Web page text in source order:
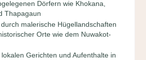
Dörfern wie Khokana,
Thapagaun
malerische Hügellandschaften
Orte wie dem Nuwakot-
Gerichten und Aufenthalte in